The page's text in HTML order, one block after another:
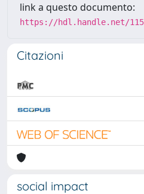
link a questo documento:
https://hdl.handle.net/
Citazioni
social impact